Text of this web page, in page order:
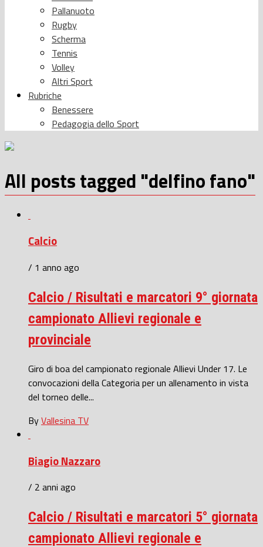
Pallanuoto
Rugby
Scherma
Tennis
Volley
Altri Sport
Rubriche
Benessere
Pedagogia dello Sport
All posts tagged "delfino fano"
Calcio
/ 1 anno ago
Calcio / Risultati e marcatori 9° giornata
campionato Allievi regionale e
provinciale
Giro di boa del campionato regionale Allievi Under 17. Le
convocazioni della Categoria per un allenamento in vista
del torneo delle...
ByVallesina TV
Biagio Nazzaro
/ 2 anni ago
Calcio / Risultati e marcatori 5° giornata
campionato Allievi regionale e